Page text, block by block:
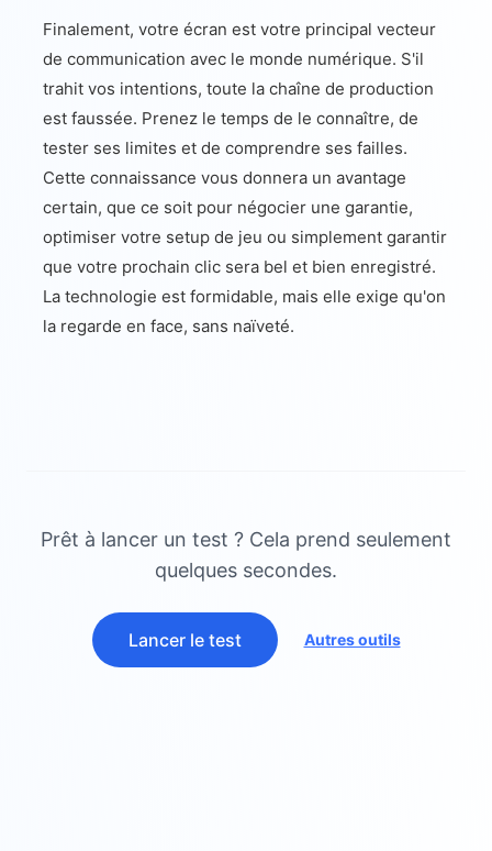
Finalement, votre écran est votre principal vecteur
de communication avec le monde numérique. S'il
trahit vos intentions, toute la chaîne de production
est faussée. Prenez le temps de le connaître, de
tester ses limites et de comprendre ses failles.
Cette connaissance vous donnera un avantage
certain, que ce soit pour négocier une garantie,
optimiser votre setup de jeu ou simplement garantir
que votre prochain clic sera bel et bien enregistré.
La technologie est formidable, mais elle exige qu'on
la regarde en face, sans naïveté.
Prêt à lancer un test ? Cela prend seulement
quelques secondes.
Lancer le test Autres outils